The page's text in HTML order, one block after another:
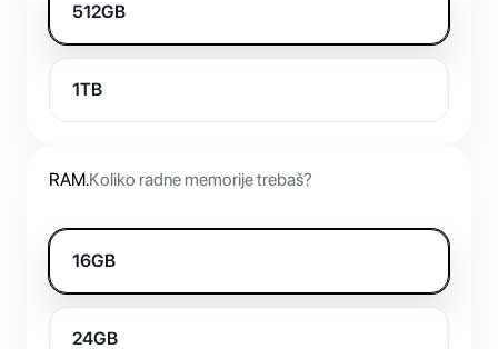
512GB
1TB
RAM.Koliko radne memorije trebaš?
16GB
24GB